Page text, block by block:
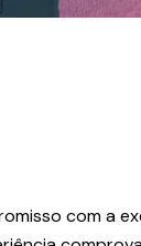
com a